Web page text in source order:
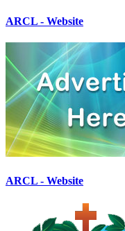
ARCL - Website
ARCL - Website